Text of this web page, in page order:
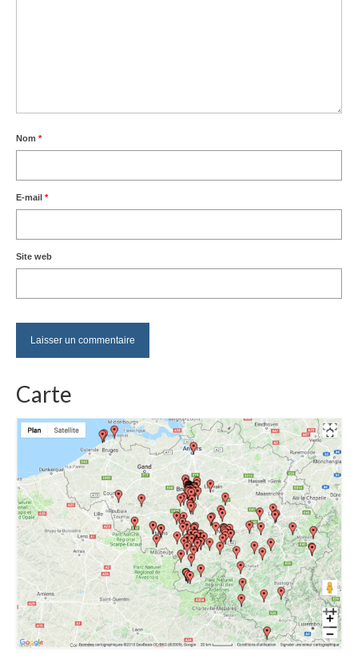
Nom *
E-mail *
Site web
Carte